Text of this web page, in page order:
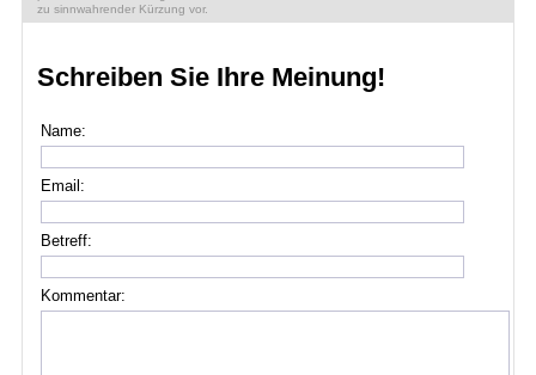
zu sinnwahrender Kürzung vor.
Schreiben Sie Ihre Meinung!
Name:
Email:
Betreff:
Kommentar: